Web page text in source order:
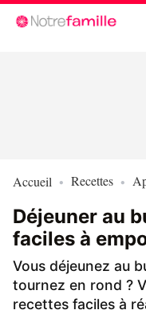
Accueil Recettes
Déjeuner au
faciles à
Vous déjeunez au
tournez en rond ?
recettes faciles à